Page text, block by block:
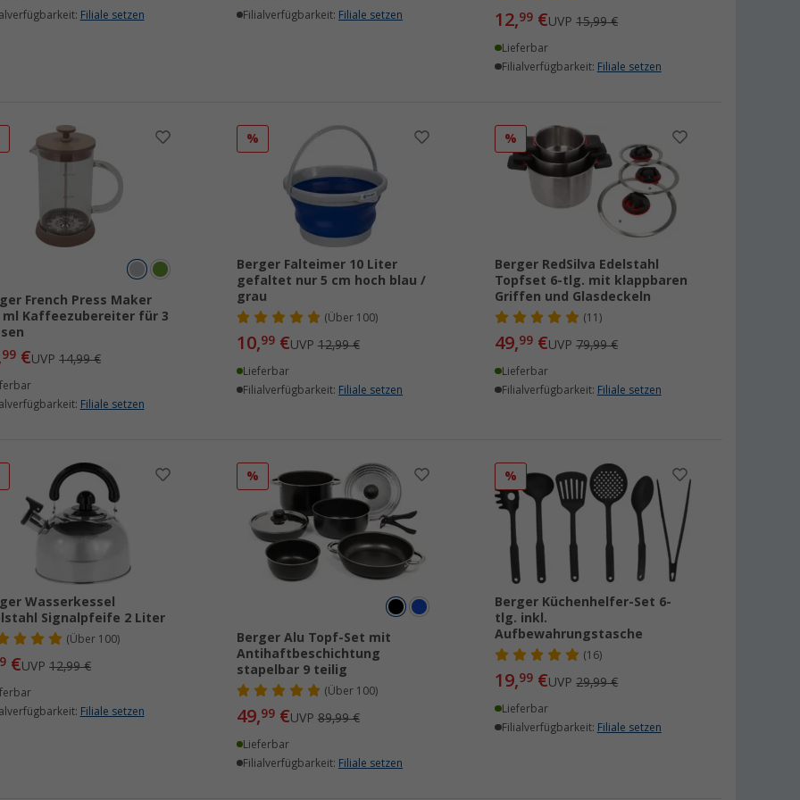
Filiale setzen
Filialverfügbarkeit: Filiale setzen 12,99 €UVP15,99 €
Lieferbar
Filialverfügbarkeit: Filiale setzen
French Press Maker
ml Kaffeezubereiter für 3
99 €UVP14,99 €
Filiale setzen
%
Berger Falteimer 10 Liter
gefaltet nur 5 cm hoch blau /
grau
(Über 100)
10,99€UVP12,99 €
Lieferbar
Filialverfügbarkeit: Filiale setzen
%
Berger RedSilva Edelstahl
Topfset 6-tlg. mit klappbaren
Griffen und Glasdeckeln
(11)
49,99 €UVP79,99 €
Lieferbar
Filialverfügbarkeit: Filiale setzen
Wasserkessel
Signalpfeife 2 Liter
(Über100)
€UVP12,99 €
Filiale setzen
%
Berger Alu Topf-Set mit
Antihaftbeschichtung
stapelbar 9 teilig
(Über 100)
49,99€UVP89,99 €
Lieferbar
Filialverfügbarkeit: Filiale setzen
%
Berger Küchenhelfer-Set 6-
tlg. inkl.
Aufbewahrungstasche
(16)
19,99 €UVP29,99 €
Lieferbar
Filialverfügbarkeit: Filiale setzen